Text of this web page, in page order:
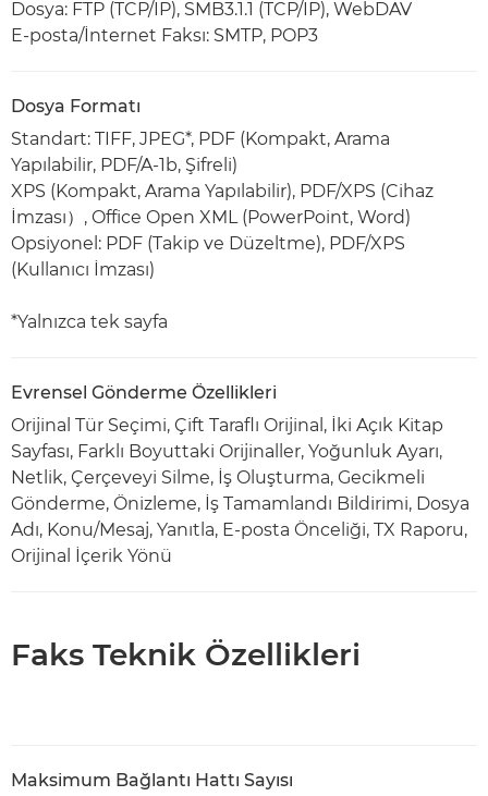
Dosya: FTP (TCP/IP), SMB3.1.1 (TCP/IP), WebDAV
E-posta/İnternet Faksı: SMTP, POP3
Dosya Formatı
Standart: TIFF, JPEG*, PDF (Kompakt, Arama
Yapılabilir, PDF/A-1b, Şifreli)
XPS (Kompakt, Arama Yapılabilir), PDF/XPS (Cihaz
İmzası）, Office Open XML (PowerPoint, Word)
Opsiyonel: PDF (Takip ve Düzeltme), PDF/XPS
(Kullanıcı İmzası)
*Yalnızca tek sayfa
Evrensel Gönderme Özellikleri
Orijinal Tür Seçimi, Çift Taraflı Orijinal, İki Açık Kitap
Sayfası, Farklı Boyuttaki Orijinaller, Yoğunluk Ayarı,
Netlik, Çerçeveyi Silme, İş Oluşturma, Gecikmeli
Gönderme, Önizleme, İş Tamamlandı Bildirimi, Dosya
Adı, Konu/Mesaj, Yanıtla, E-posta Önceliği, TX Raporu,
Orijinal İçerik Yönü
Faks Teknik Özellikleri
Maksimum Bağlantı Hattı Sayısı